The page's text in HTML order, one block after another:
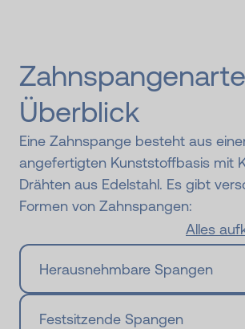
Überblick
Eine Zahnspange besteht aus
angefertigten Kunststoffbasis mit
Drähten aus Edelstahl. Es gibt
Formen von Zahnspangen:
Alles
Herausnehmbare Spangen
Festsitzende Spangen